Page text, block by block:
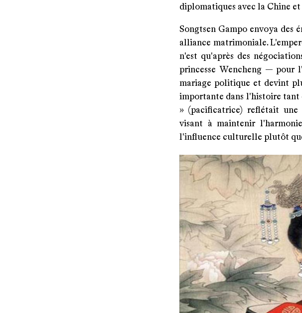
diplomatiques avec la Chine
Songtsen Gampo envoya des
alliance matrimoniale.
n'est qu'après des
princesse Wencheng — pour
mariage politique et devint
importante dans l'histoire tant
» (paciﬁcatrice) reflétait une
visant à maintenir
l'influence culturelle plutôt